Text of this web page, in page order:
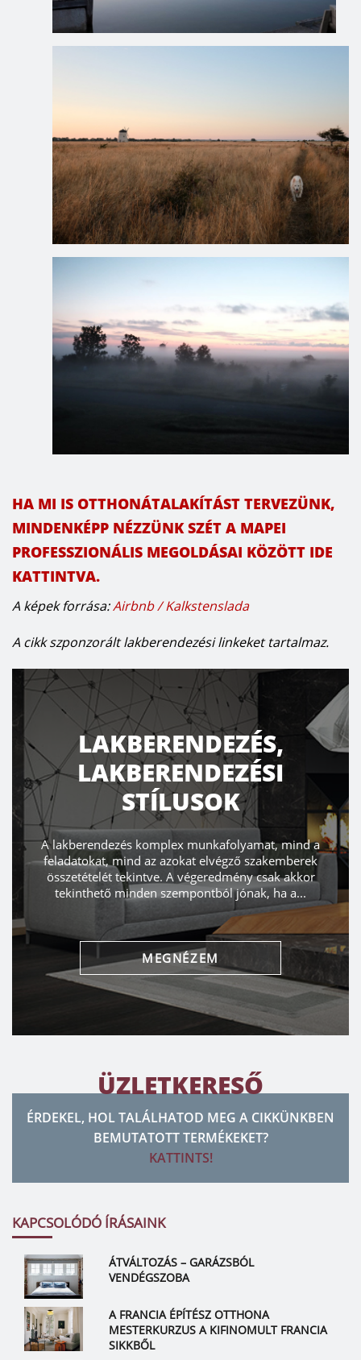
HA MI IS OTTHONÁTALAKÍTÁST TERVEZÜNK,
MINDENKÉPP NÉZZÜNK SZÉT A MAPEI
PROFESSZIONÁLIS MEGOLDÁSAI KÖZÖTT IDE
KATTINTVA.
A képek forrása:Airbnb / Kalkstenslada
A cikk szponzorált lakberendezési linkeket tartalmaz.
LAKBERENDEZÉS,
LAKBERENDEZÉSI
STÍLUSOK
A lakberendezés komplex munkafolyamat, mind a
feladatokat, mind az azokat elvégző szakemberek
összetételét tekintve. A végeredmény csak akkor
tekinthető minden szempontból jónak, ha a...
MEGNÉZEM
ÜZLETKERESŐ
ÉRDEKEL, HOL TALÁLHATOD MEG A CIKKÜNKBEN
BEMUTATOTT TERMÉKEKET?
KATTINTS!
KAPCSOLÓDÓ ÍRÁSAINK
ÁTVÁLTOZÁS – GARÁZSBÓL
VENDÉGSZOBA
A FRANCIA ÉPÍTÉSZ OTTHONA
MESTERKURZUS A KIFINOMULT FRANCIA
SIKKBŐL